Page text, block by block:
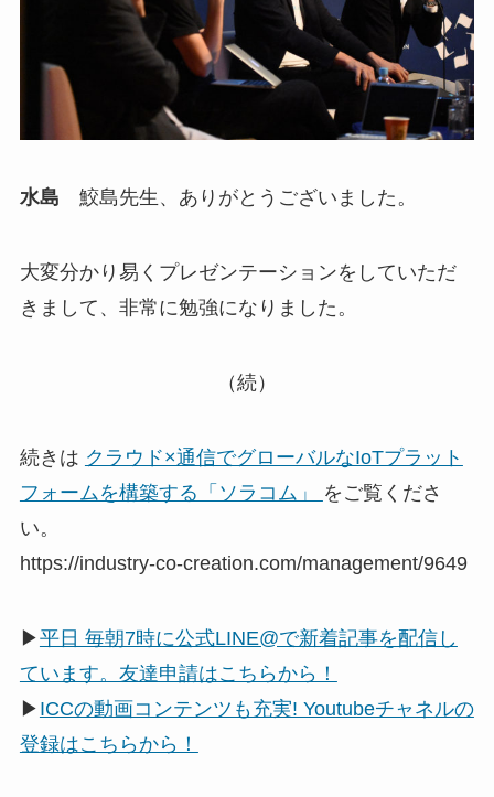
水島 鮫島先生、ありがとうございました。
大変分かり易くプレゼンテーションをしていただ
きまして、非常に勉強になりました。
（続）
続きは クラウド×通信でグローバルなIoTプラット
フォームを構築する「ソラコム」
をご覧くださ
い。
https://industry-co-creation.com/management/9649
▶平日 毎朝7時に公式LINE@で新着記事を配信し
ています。友達申請はこちらから！
▶ ICCの動画コンテンツも充実! Youtubeチャネルの
登録はこちらから！